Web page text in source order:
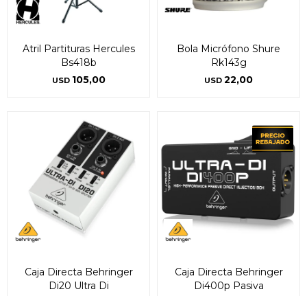
Atril Partituras Hercules
Bs418b
USD 105,00
Bola Micrófono Shure
Rk143g
USD 22,00
Caja Directa Behringer
Di20 Ultra Di
Caja Directa Behringer
Di400p Pasiva